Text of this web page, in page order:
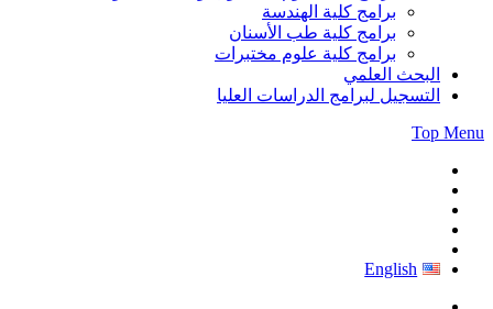
برامج كلية الهندسة
برامج كلية طب الأسنان
برامج كلية علوم مختبرات
البحث العلمي
التسجيل لبرامج الدراسات العليا
Top Menu
English